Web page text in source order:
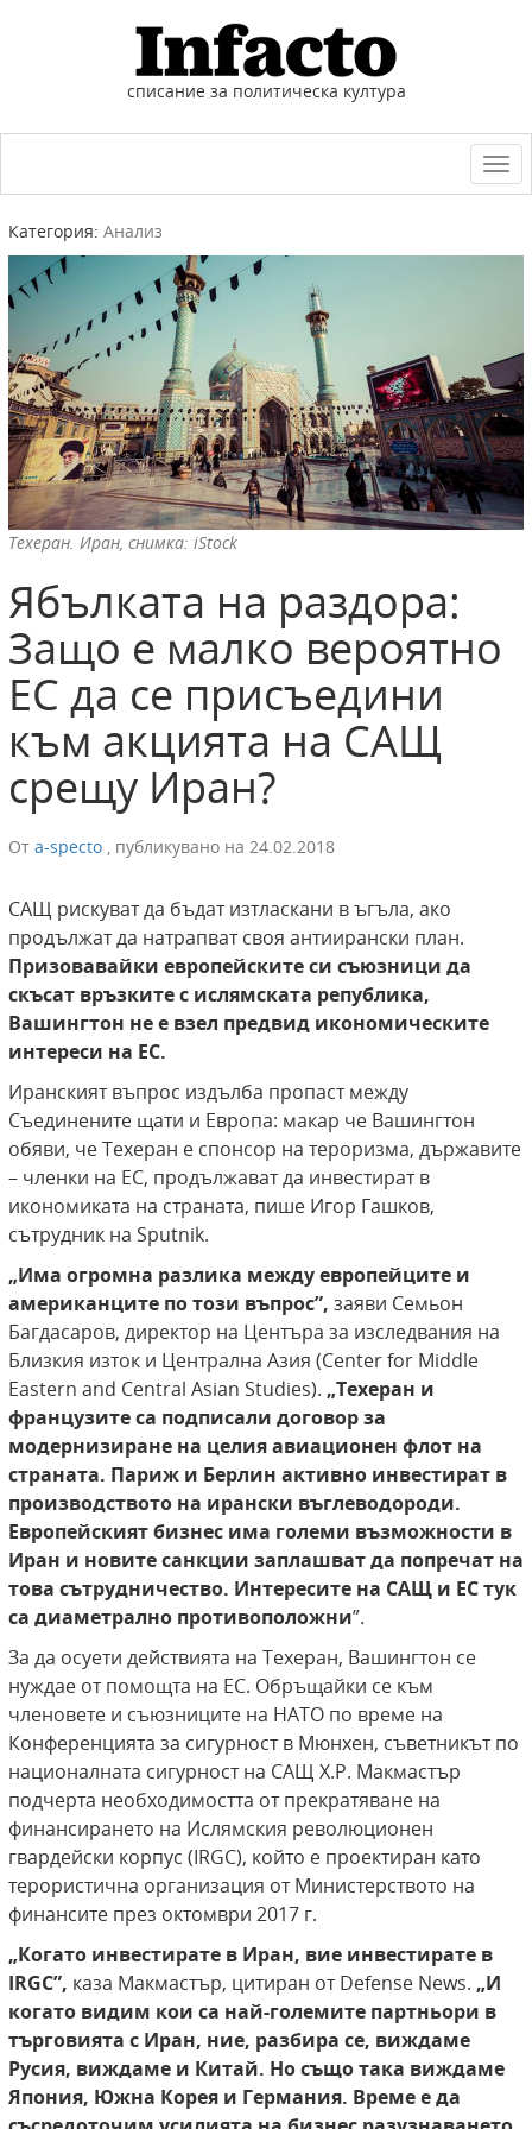
списание за политическа култура
Категория: Анализ
Техеран. Иран, снимка: iStock
Ябълката на раздора:
Защо е малко вероятно
ЕС да се присъедини
към акцията на САЩ
срещу Иран?
От a-specto , публикувано на 24.02.2018
САЩ рискуват да бъдат изтласкани в ъгъла, ако
продължат да натрапват своя антиирански план.
Призовавайки европейските си съюзници да
скъсат връзките с ислямската република,
Вашингтон не е взел предвид икономическите
интереси на ЕС.
Иранският въпрос издълба пропаст между
Съединените щати и Европа: макар че Вашингтон
обяви, че Техеран е спонсор на тероризма, държавите
– членки на ЕС, продължават да инвестират в
икономиката на страната, пише Игор Гашков,
сътрудник на Sputnik.
„Има огромна разлика между европейците и
американците по този въпрос”, заяви Семьон
Багдасаров, директор на Центъра за изследвания на
Близкия изток и Централна Азия (Center for Middle
Eastern and Central Asian Studies). „Техеран и
французите са подписали договор за
модернизиране на целия авиационен флот на
страната. Париж и Берлин активно инвестират в
производството на ирански въглеводороди.
Европейският бизнес има големи възможности в
Иран и новите санкции заплашват да попречат на
това сътрудничество. Интересите на САЩ и ЕС тук
са диаметрално противоположни”.
За да осуети действията на Техеран, Вашингтон се
нуждае от помощта на ЕС. Обръщайки се към
членовете и съюзниците на НАТО по време на
Конференцията за сигурност в Мюнхен, съветникът по
националната сигурност на САЩ Х.Р. Макмастър
подчерта необходимостта от прекратяване на
финансирането на Ислямския революционен
гвардейски корпус (IRGC), който е проектиран като
терористична организация от Министерството на
финансите през октомври 2017 г.
„Когато инвестирате в Иран, вие инвестирате в
IRGC”, каза Макмастър, цитиран от Defense News. „И
когато видим кои са най-големите партньори в
търговията с Иран, ние, разбира се, виждаме
Русия, виждаме и Китай. Но също така виждаме
Япония, Южна Корея и Германия. Време е да